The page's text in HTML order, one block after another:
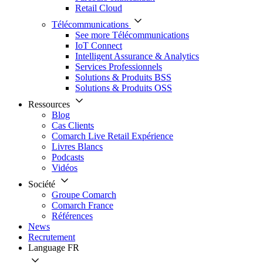
Retail Cloud
Télécommunications
See more Télécommunications
IoT Connect
Intelligent Assurance & Analytics
Services Professionnels
Solutions & Produits BSS
Solutions & Produits OSS
Ressources
Blog
Cas Clients
Comarch Live Retail Expérience
Livres Blancs
Podcasts
Vidéos
Société
Groupe Comarch
Comarch France
Références
News
Recrutement
Language FR